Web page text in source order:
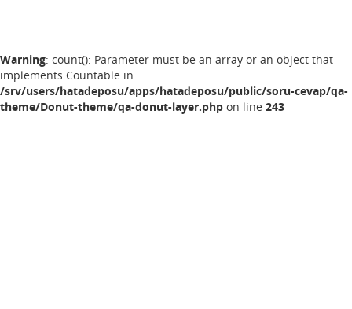
Warning: count(): Parameter must be an array or an object that
implements Countable in
/srv/users/hatadeposu/apps/hatadeposu/public/soru-cevap/qa-
theme/Donut-theme/qa-donut-layer.php on line 243